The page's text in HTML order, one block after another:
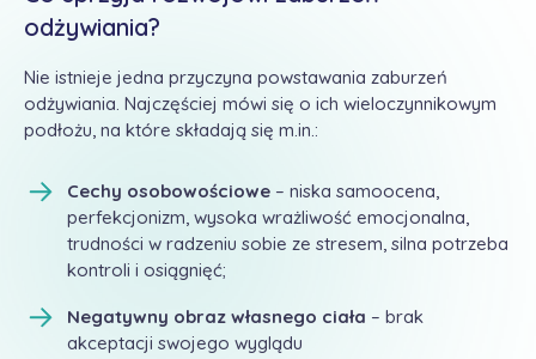
odżywiania?
Nie istnieje jedna przyczyna powstawania zaburzeń
odżywiania. Najczęściej mówi się o ich wieloczynnikowym
podłożu, na które składają się m.in.:
Cechy osobowościowe – niska samoocena,
perfekcjonizm, wysoka wrażliwość emocjonalna,
trudności w radzeniu sobie ze stresem, silna potrzeba
kontroli i osiągnięć;
Negatywny obraz własnego ciała – brak
akceptacji swojego wyglądu